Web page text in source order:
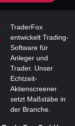
TraderFox
entwickelt Trading-
Software für
Anleger und
Trader. Unser
Echtzeit-
Aktienscreener
setzt Maßstäbe in
der Branche.